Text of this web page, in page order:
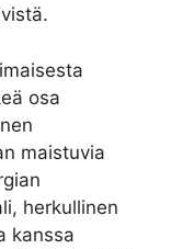
osa
maistuvia
herkullinen
kanssa